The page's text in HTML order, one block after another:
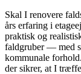
Skal I renovere
års erfaring i
praktisk og
faldgruber — med
kommunale
der sikrer, at I